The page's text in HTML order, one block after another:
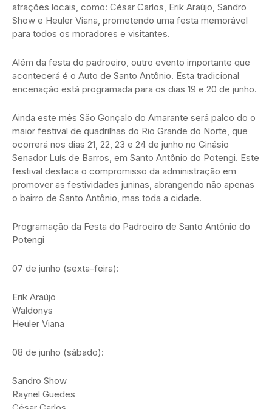
atrações locais, como: César Carlos, Erik Araújo, Sandro
Show e Heuler Viana, prometendo uma festa memorável
para todos os moradores e visitantes.
Além da festa do padroeiro, outro evento importante que
acontecerá é o Auto de Santo Antônio. Esta tradicional
encenação está programada para os dias 19 e 20 de junho.
Ainda este mês São Gonçalo do Amarante será palco do o
maior festival de quadrilhas do Rio Grande do Norte, que
ocorrerá nos dias 21, 22, 23 e 24 de junho no Ginásio
Senador Luís de Barros, em Santo Antônio do Potengi. Este
festival destaca o compromisso da administração em
promover as festividades juninas, abrangendo não apenas
o bairro de Santo Antônio, mas toda a cidade.
Programação da Festa do Padroeiro de Santo Antônio do
Potengi
07 de junho (sexta-feira):
Erik Araújo
Waldonys
Heuler Viana
08 de junho (sábado):
Sandro Show
Raynel Guedes